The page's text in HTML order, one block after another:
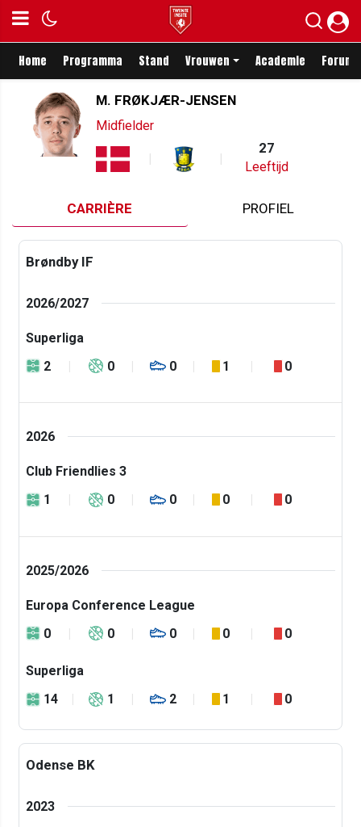
Home Programma Stand Vrouwen Academie Forum
M. FRØKJÆR-JENSEN
Midfielder
27
Leeftijd
CARRIÈRE PROFIEL
Brøndby IF
2026/2027
Superliga
2
0 0 1 0
2026
Club Friendlies 3
1
0 0 0 0
2025/2026
Europa Conference League
0
0 0 0 0
Superliga
14
1 2 1 0
Odense BK
2023